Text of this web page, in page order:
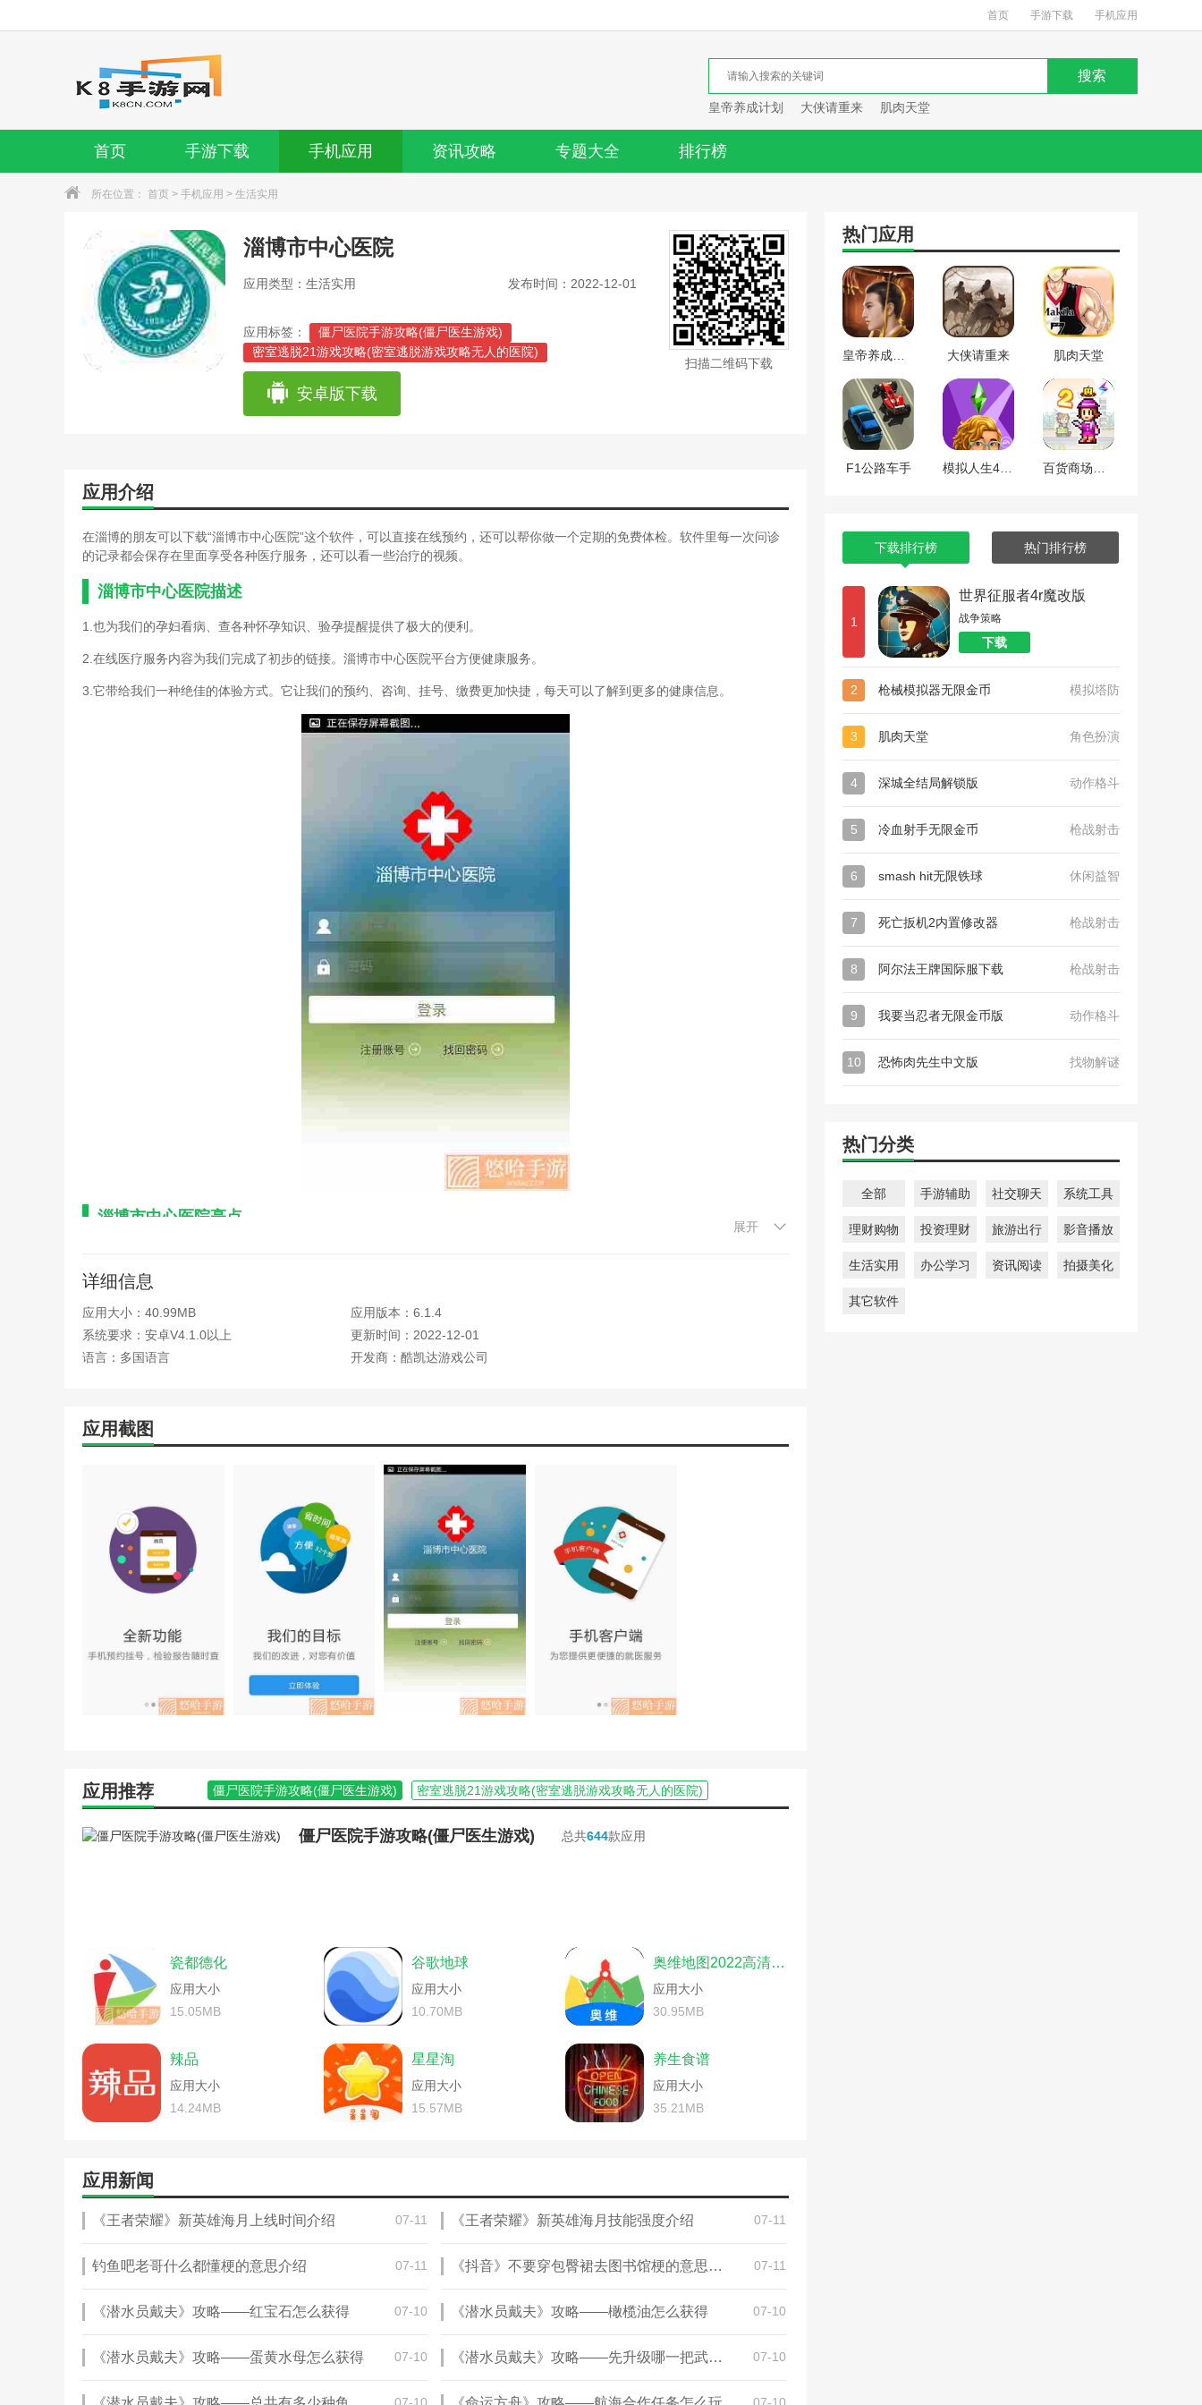
首页 手游下载 手机应用
皇帝养成计划 大侠请重来 肌肉天堂
首页 手游下载 手机应用 资讯攻略 专题大全 排行榜
所在位置： 首页 > 手机应用 > 生活实用
淄博市中心医院
应用类型：生活实用 发布时间：2022-12-01
应用标签：
僵尸医院手游攻略(僵尸医生游戏)
密室逃脱21游戏攻略(密室逃脱游戏攻略无人的医院)
密室逃脱游戏攻略医院(密室逃脱之恐怖医院攻略)
逃离僵尸医院游戏攻略(逃离僵尸医院游戏攻略视频)
游戏攻略文章英雄联盟(英雄联盟攻略中心手机版)
主题模拟医院游戏攻略(中心医院模拟游戏)
单机医院逃脱游戏攻略(以医院为主体的逃脱游戏)
恐怖废医院游戏攻略(废弃医院游戏攻略)
主题模拟医院游戏攻略(主题医院模拟医院攻略)
恐怖废医院游戏攻略(恐怖医院的游戏)
苹果游戏中心资料(游戏中心苹果手机)
我的医院安卓游戏攻略(我的医院游戏破解版)
我的医院安卓游戏攻略(医院手机游戏)
主题医院手机游戏攻略(主题医院手游下载)
pp游戏技巧论坛(pp游戏中心官网)
密室逃脱游戏1攻略(密室逃脱游戏攻略无人的医院)
模拟医院手游攻略(模拟医院手游攻略医生)
医院的手机游戏攻略大全(好玩的医院游戏)
模拟医院手游攻略ios(模拟医院类手机游戏)
完美世界手游攻略礼包(完美世界手游大玩家礼包领取中心)
医院的手机游戏攻略大全(一款医院的游戏)
游戏医院经理模拟器攻略(模拟医院游戏)
主题医院手游新手攻略(主题医院手游医生攻略)
激战2活动中心(激战2活动中心攻略)
精神病院逃脱小游戏攻略(逃出精神病医院游戏)
龙之谷手游月卡攻略(龙之谷手游礼包中心)
模拟医院手游攻略ios(模拟医院手游攻略医生)
医院机器人游戏攻略(模拟医院的游戏)
游戏医院经理模拟器攻略(医院经理模拟器中文版)
医院机器人游戏攻略(无人医院小游戏攻略)
畅易阁怀旧服交易平台(畅易阁交易中心)
恐怖医院2游戏攻略(恐怖医院2手机游戏攻略)
医院机器人游戏攻略(游戏无人医院攻略)
正版三国网页游戏攻略(三国游戏大全中心)
qq游戏禁止查看资料(qq安全中心禁止游戏登录)
恐怖医院2游戏攻略(恐怖医院2怎么玩)
模拟医院手游攻略布局(有没有经营模拟医院的手游)
手机游戏主题医院攻略(主题医院手游下载)
医院解谜类密室逃脱游戏攻略(密室逃脱逃出恐怖医院攻略)
游戏俱乐部新手教程(游戏中心俱乐部攻略)
在医院逃脱的游戏攻略(逃离医院的游戏)
畅游岛游戏中心(畅游岛游戏大厅)
恐怖医院游戏玩法(恐怖医院小游戏)
模拟医院我是院长手游攻略(模拟医院我是院长手游攻略下载)
恐怖医院游戏玩法(医院恐怖游戏)
模拟医院我是院长手游攻略(我是院长游戏攻略)
三国群英传手机游戏攻略问答中心(三国群英传游侠网)
医院模拟医生急诊游戏攻略(急诊手术模拟)
内涵西游记手游攻略(西游记中心内涵)
手机医院解密游戏攻略(模拟医院游戏攻略)
医院主题逃脱游戏攻略(恐怖医院逃脱解密恐怖游戏)
游戏认证资料(游戏认证中心)
手机医院解密游戏攻略(医院游戏安卓)
医院主题逃脱游戏攻略(医院逃生游戏)
密室逃脱游戏带攻略(密室逃脱游戏攻略无人的医院)
腾讯猫咪游戏攻略(猫咪游戏应用中心)
168手机游戏平台攻略大全(168游戏中心官网)
集结号游戏斗地主攻略(集结号游戏中心官方)
大蓝手游传奇来了攻略(大蓝游戏中心)
第五人格手机游戏攻略问答中心(第五人格通关攻略)
康复公司医疗模拟器游戏攻略(康复医院游戏)
手机游戏拿坚果攻略(坚果游戏中心)
倩女幽魂手游客服申诉攻略大全(倩女申诉中心)
枪战王者手游塔防守护中心攻略(穿越火线枪战王者塔防攻略)
小米游戏中心密室逃脱攻略(小米游戏逃离密室攻略)
枪战王者手游塔防守护中心攻略(枪战王者手游塔防守护中心攻略图)
腾讯弹弹堂手游挚友任务完成攻略(腾讯弹弹堂手游礼包领取中心)
小米游戏中心王者荣耀皮肤技巧(王者荣耀内测皮肤怎么弄)
安卓版下载
扫描二维码下载
应用介绍
在淄博的朋友可以下载“淄博市中心医院”这个软件，可以直接在线预约，还可以帮你做一个定期的免费体检。软件里每一次问诊
的记录都会保存在里面享受各种医疗服务，还可以看一些治疗的视频。
淄博市中心医院描述
1.也为我们的孕妇看病、查各种怀孕知识、验孕提醒提供了极大的便利。
2.在线医疗服务内容为我们完成了初步的链接。淄博市中心医院平台方便健康服务。
3.它带给我们一种绝佳的体验方式。它让我们的预约、咨询、挂号、缴费更加快捷，每天可以了解到更多的健康信息。
淄博市中心医院亮点
2.看到关于健康的信息，淄博市中心医院可以免费为用户提供保障。
3.让我们过上更健康的生活，有效帮助我们对待每一个用户，享受各种服务。
淄博市中心医院优势
2.专业的医疗信息每天都会推荐给我们，方便我们了解和查询相应医院的信息。
3.预约挂号、网上挂号看病缴费、查询各种医学知识更加方便。
1.学习各类健康相关问答，快速查阅专业医疗信息。
2.日常健康信息知识。我们有什么问题？淄博市中心医院让咨询更方便。
3.贴近我们的日常生活，提供高效的服务，及时帮助我们解决问题。
4.在任何时候，我们都可以得到有效的治疗，帮助我们快速康复。
编辑推荐
中和:推荐最适合自己的解决方案。很有用！它能帮你解决问题。用户可以在线咨询医疗信息。
展开
详细信息
应用大小：40.99MB
应用版本：6.1.4
系统要求：安卓V4.1.0以上
更新时间：2022-12-01
语言：多国语言
开发商：酷凯达游戏公司
应用截图
应用推荐 僵尸医院手游攻略(僵尸医生游戏)
密室逃脱21游戏攻略(密室逃脱游戏攻略无人的医院)
密室逃脱游戏攻略医院(密室逃脱之恐怖医院攻略)
逃离僵尸医院游戏攻略(逃离僵尸医院游戏攻略视频)
游戏攻略文章英雄联盟(英雄联盟攻略中心手机版)
单机医院逃脱游戏攻略(逃出医院的恐怖游戏)
僵尸医院手游攻略(僵尸医院手游攻略视频)
单机医院逃脱游戏攻略(逃离恐怖医院游戏)
空间小游戏口袋妖怪攻略(口袋妖怪游戏中心攻略)
恐怖废医院游戏攻略(恐怖医院的游戏)
苹果游戏中心资料(游戏中心苹果手机)
双点医院连眉怪(双点医院连眉怪怎么击中)
我的医院安卓游戏攻略(我的医院游戏破解版)
主题医院手机游戏攻略(主题医院游戏)
模拟医院手游攻略(模拟医院手游攻略ios)
我的医院安卓游戏攻略(医院手机游戏)
主题医院手机游戏攻略(主题医院手游下载)
pp游戏技巧论坛(pp游戏中心官网)
密室逃脱游戏1攻略(密室逃脱游戏攻略无人的医院)
模拟医院手游攻略(模拟医院手游攻略医生)
医院的手机游戏攻略大全(好玩的医院游戏)
主题医院手游新手攻略(主题医院游戏)
模拟医院手游攻略ios(模拟医院类手机游戏)
完美世界手游攻略礼包(完美世界手游大玩家礼包领取中心)
医院的手机游戏攻略大全(一款医院的游戏)
游戏医院经理模拟器攻略(模拟医院游戏)
主题医院手游新手攻略(主题医院手游医生攻略)
激战2活动中心(激战2活动中心攻略)
游戏医院经理模拟器攻略(医院经理模拟器中文版)
激战2活动中心(激战2最新活动)
密室逃脱23游戏攻略(密室逃脱游戏攻略无人的医院)
模拟医院手游攻略ios(模拟医院怎么玩)
手机单机医院游戏攻略(医院的游戏)
腾讯游戏安全中心问题解答(腾讯游戏安全中心问题解答十个2021)
畅易阁怀旧服交易平台(畅易阁交易中心)
恐怖医院2游戏攻略(恐怖医院2手机游戏攻略)
模拟医院手游攻略布局(模拟医院游戏)
诺亚传说手游工作室攻略(诺亚传说个人中心)
协和医院逃脱游戏攻略(逃脱医院不容易攻略)
医院机器人游戏攻略(游戏无人医院攻略)
在医院逃脱的游戏攻略(逃出医院的恐怖游戏)
正版三国网页游戏攻略(三国游戏大全中心)
qq游戏禁止查看资料(qq安全中心禁止游戏登录)
恐怖医院2游戏攻略(恐怖医院2怎么玩)
僵尸医院手游攻略(僵尸医生游戏) 总共644款应用
瓷都德化
应用大小
15.05MB
谷歌地球
应用大小
10.70MB
奥维地图2022高清卫星地图手机版
应用大小
30.95MB
辣品
应用大小
14.24MB
星星淘
应用大小
15.57MB
养生食谱
应用大小
35.21MB
应用新闻
《王者荣耀》新英雄海月上线时间介绍 07-11 《王者荣耀》新英雄海月技能强度介绍 07-11
钓鱼吧老哥什么都懂梗的意思介绍 07-11 《抖音》不要穿包臀裙去图书馆梗的意思介绍 07-11
《潜水员戴夫》攻略——红宝石怎么获得 07-10 《潜水员戴夫》攻略——橄榄油怎么获得 07-10
《潜水员戴夫》攻略——蛋黄水母怎么获得 07-10 《潜水员戴夫》攻略——先升级哪一把武器好 07-10
热门应用
大侠请重来 肌肉天堂
F1公路车手
下载排行榜 热门排行榜
1
世界征服者4r魔改版
战争策略
下载
2 枪械模拟器无限金币 模拟塔防
3 肌肉天堂 角色扮演
4 深城全结局解锁版 动作格斗
5 冷血射手无限金币 枪战射击
6 smash hit无限铁球 休闲益智
7 死亡扳机2内置修改器 枪战射击
8 阿尔法王牌国际服下载 枪战射击
9 我要当忍者无限金币版 动作格斗
10 恐怖肉先生中文版 找物解谜
热门分类
全部 手游辅助 社交聊天 系统工具
理财购物 投资理财 旅游出行 影音播放
生活实用 办公学习 资讯阅读 拍摄美化
其它软件